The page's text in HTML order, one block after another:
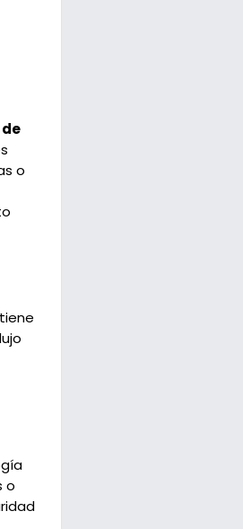
o
tiene
o